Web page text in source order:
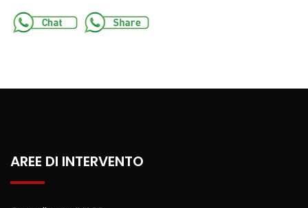
AREE DI INTERVENTO